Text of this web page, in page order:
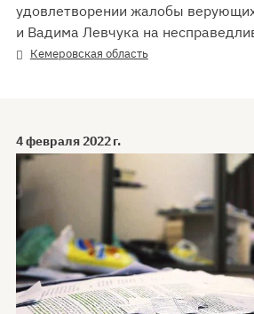
удовлетворении жалобы
и Вадима Левчука на
Кемеровская область
4 февраля 2022 г.